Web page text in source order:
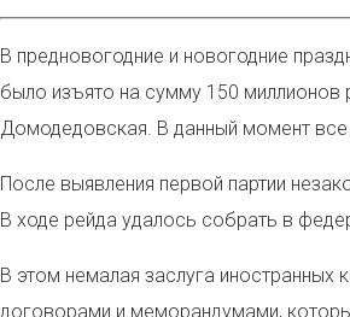
В предновогодние и новогодние
было изъято на сумму 150 миллионов
Домодедовская. В данный момент все
После выявления первой партии
В ходе рейда удалось собрать в
В этом немалая заслуга
договорами и меморандумами,